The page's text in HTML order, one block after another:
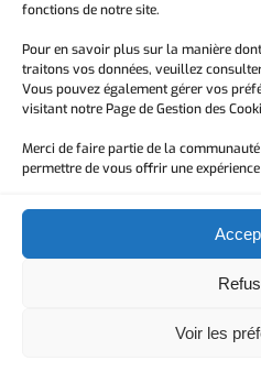
fonctions de notre site.
Pour en savoir plus sur la manière
traitons vos données, veuillez
Vous pouvez également gérer vos
visitant notre Page de Gestion des
Merci de faire partie de la
permettre de vous offrir une
Voir les
Samedi
Dimanche
© Copyright 2025. All